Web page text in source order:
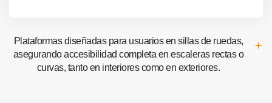
Plataformas diseñadas para usuarios en sillas de ruedas,
asegurando accesibilidad completa en escaleras rectas o
curvas, tanto en interiores como en exteriores.